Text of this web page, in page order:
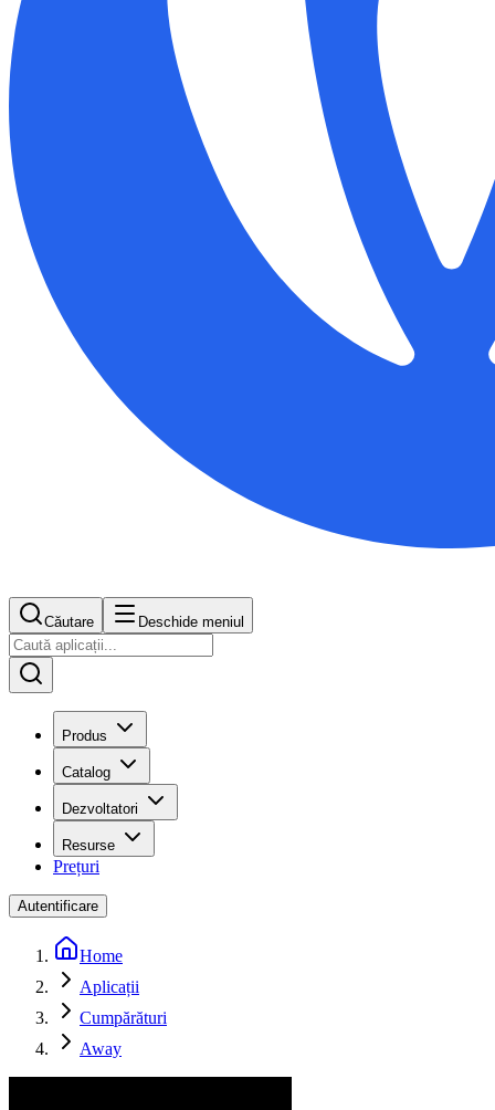
Căutare Deschide meniul
Produs
Catalog
Dezvoltatori
Resurse
Prețuri
Autentificare
Home
Aplicații
Cumpărături
Away